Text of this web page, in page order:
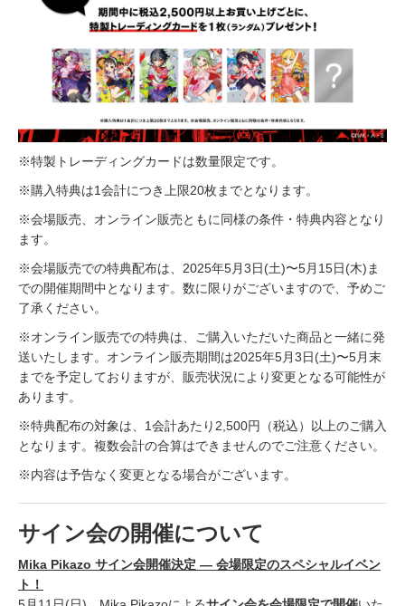
※特製トレーディングカードは数量限定です。
※購入特典は1会計につき上限20枚までとなります。
※会場販売、オンライン販売ともに同様の条件・特典内容となり
ます。
※会場販売での特典配布は、2025年5月3日(土)〜5月15日(木)ま
での開催期間中となります。数に限りがございますので、予めご
了承ください。
※オンライン販売での特典は、ご購入いただいた商品と一緒に発
送いたします。オンライン販売期間は2025年5月3日(土)〜5月末
までを予定しておりますが、販売状況により変更となる可能性が
あります。
※特典配布の対象は、1会計あたり2,500円（税込）以上のご購入
となります。複数会計の合算はできませんのでご注意ください。
※内容は予告なく変更となる場合がございます。
サイン会の開催について
Mika Pikazo サイン会開催決定 — 会場限定のスペシャルイベン
ト！